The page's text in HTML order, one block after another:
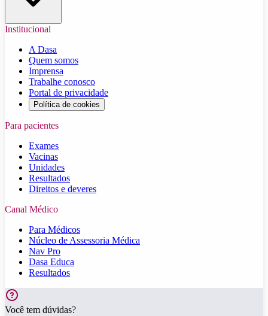
Institucional
A Dasa
Quem somos
Imprensa
Trabalhe conosco
Portal de privacidade
Política de cookies
Para pacientes
Exames
Vacinas
Unidades
Resultados
Direitos e deveres
Canal Médico
Para Médicos
Núcleo de Assessoria Médica
Nav Pro
Dasa Educa
Resultados
Você tem dúvidas?